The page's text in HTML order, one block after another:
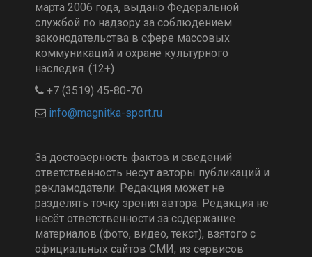
марта 2006 года, выдано Федеральной
службой по надзору за соблюдением
законодательства в сфере массовых
коммуникаций и охране культурного
наследия. (12+)
+7 (3519) 45-80-70
За достоверность фактов и сведений
ответственность несут авторы публикаций и
рекламодатели. Редакция может не
разделять точку зрения автора. Редакция не
несёт ответственности за содержание
материалов (фото, видео, текст), взятого с
официальных сайтов СМИ, из сервисов